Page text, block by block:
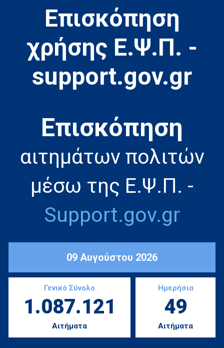
Επισκόπηση
χρήσης Ε.Ψ.Π. -
support.gov.gr
Eπισκόπηση
αιτημάτων πολιτών
μέσω της Ε.Ψ.Π. -
Support.gov.gr
09 Αυγούστου 2026
Γενικό Σύνολο
1.087.121
Αιτήματα
Ημερήσια
49
Αιτήματα